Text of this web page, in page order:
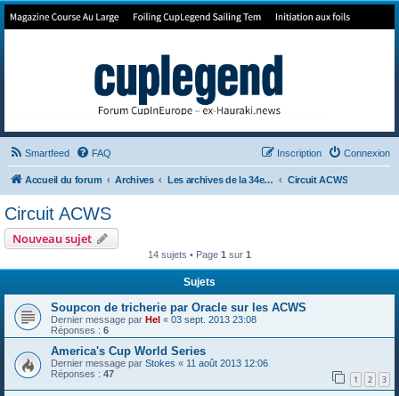
Forum de Cup In Europe
Smartfeed FAQ Connexion
Inscription
Accueil du forum Archives Les archives de la 34e America's Cup Circuit ACWS
Circuit ACWS
Nouveau sujet
14 sujets • Page 1 sur 1
Sujets
Soupcon de tricherie par Oracle sur les ACWS
Dernier message par Hel « 03 sept. 2013 23:08
Réponses : 6
America's Cup World Series
Dernier message par Stokes « 11 août 2013 12:06
Réponses : 47 1 2 3